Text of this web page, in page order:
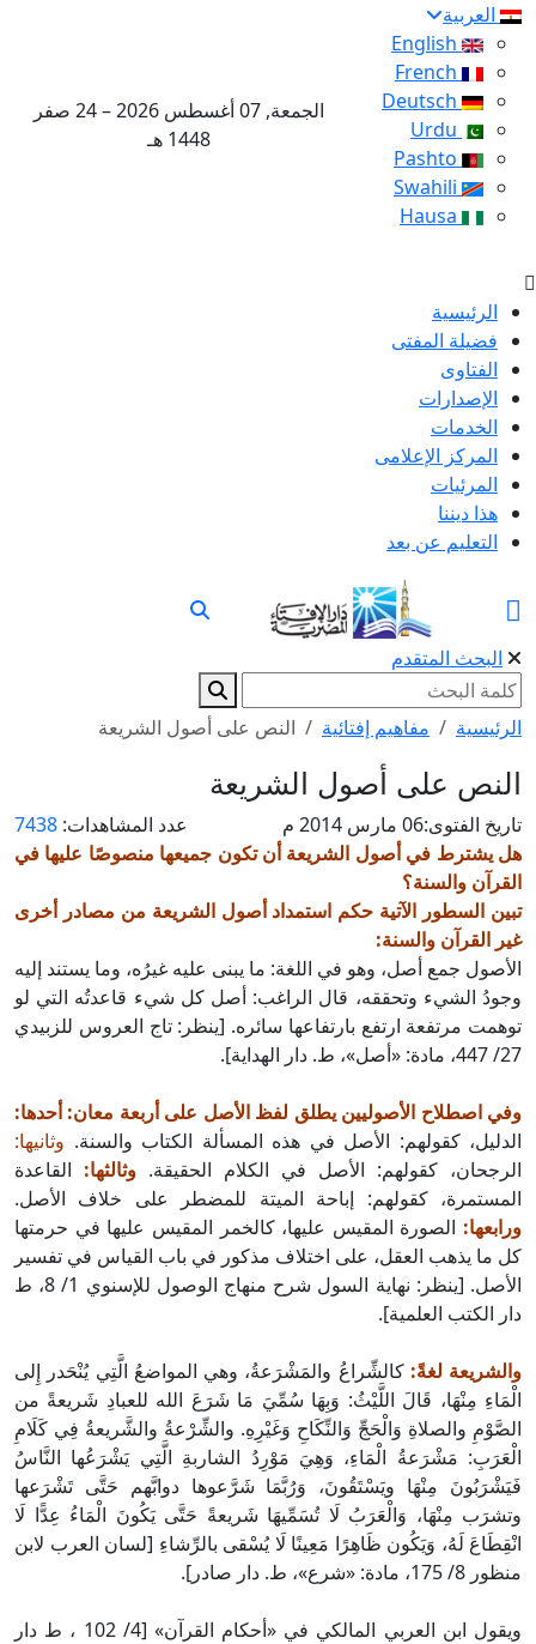
العربية
الجمعة, 07 أغسطس 2026 – 24 صفر
1448 هـ
الرئيسية
فضيلة المفتى
الفتاوى
الإصدارات
الخدمات
المركز الإعلامى
المرئيات
هذا ديننا
التعليم عن بعد
البحث المتقدم
الرئيسية مفاهيم إفتائية النص على أصول الشريعة
النص على أصول الشريعة
تاريخ الفتوى:06 مارس 2014 م عدد المشاهدات: 7438
هل يشترط في أصول الشريعة أن تكون جميعها منصوصًا عليها في
القرآن والسنة؟
تبين السطور الآتية حكم استمداد أصول الشريعة من مصادر أخرى
غير القرآن والسنة:
الأصول جمع أصل، وهو في اللغة: ما يبنى عليه غيرُه، وما يستند إليه
وجودُ الشيء وتحققه، قال الراغب: أصل كل شيء قاعدتُه التي لو
توهمت مرتفعة ارتفع بارتفاعها سائره. [ينظر: تاج العروس للزبيدي
27/ 447، مادة: «أصل»، ط. دار الهداية].
وفي اصطلاح الأصوليين يطلق لفظ الأصل على أربعة معان: أحدها:
الدليل، كقولهم: الأصل في هذه المسألة الكتاب والسنة. وثانيها:
الرجحان، كقولهم: الأصل في الكلام الحقيقة. وثالثها: القاعدة
المستمرة، كقولهم: إباحة الميتة للمضطر على خلاف الأصل.
ورابعها: الصورة المقيس عليها، كالخمر المقيس عليها في حرمتها
كل ما يذهب العقل، على اختلاف مذكور في باب القياس في تفسير
الأصل. [ينظر: نهاية السول شرح منهاج الوصول للإسنوي 1/ 8، ط
دار الكتب العلمية].
والشريعة لغةً: كالشِّراعُ والمَشْرَعةُ، وهي المواضعُ الَّتِي يُنْحَدر إِلى
الْمَاءِ مِنْهَا، قَالَ اللَّيْثُ: وَبِهَا سُمِّيَ مَا شَرَعَ الله للعبادِ شَريعةً من
الصَّوْمِ والصلاةِ وَالْحَجِّ وَالنِّكَاحِ وَغَيْرِهِ. والشِّرْعةُ والشَّريعةُ فِي كَلَامِ
الْعَرَبِ: مَشْرَعةُ الْمَاءِ، وَهِيَ مَوْرِدُ الشاربةِ الَّتِي يَشْرَعُها النَّاسُ
فَيَشْرَبُونَ مِنْهَا ويَسْتَقُونَ، وَرُبَّمَا شَرَّعوها دوابَّهم حَتَّى تَشْرَعها
وتشرَب مِنْهَا، وَالْعَرَبُ لَا تُسَمِّيهَا شَريعةً حَتَّى يَكُونَ الْمَاءُ عِدًّا لَا
انْقِطَاعَ لَهُ، وَيَكُون ظَاهِرًا مَعِينًا لَا يُسْقى بالرِّشاءِ [لسان العرب لابن
منظور 8/ 175، مادة: «شرع»، ط. دار صادر].
ويقول ابن العربي المالكي في «أحكام القرآن» [4/ 102 ، ط دار